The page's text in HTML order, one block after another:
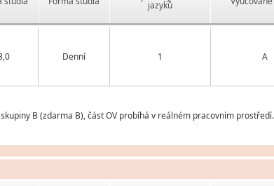
jazyků
Denní 1 A
B (zdarma B), část OV probíhá v reálném pracovním prostředí.